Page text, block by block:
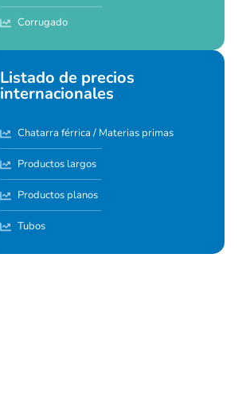
Corrugado
Listado de precios
internacionales
Chatarra férrica / Materias primas
Productos largos
Productos planos
Tubos